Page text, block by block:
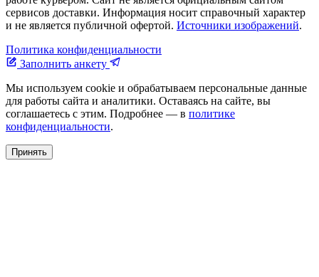
сервисов доставки. Информация носит справочный характер
и не является публичной офертой. Источники изображений.
Политика конфиденциальности
Заполнить анкету
Мы используем cookie и обрабатываем персональные данные
для работы сайта и аналитики. Оставаясь на сайте, вы
соглашаетесь с этим. Подробнее — в политике
конфиденциальности.
Принять